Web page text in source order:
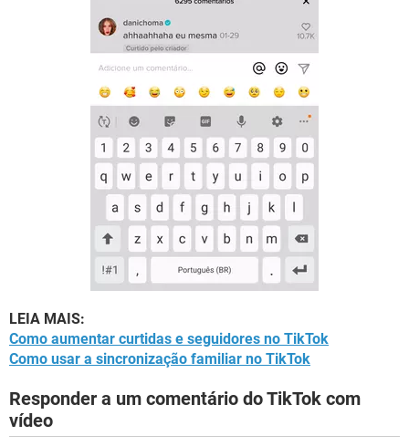
LEIA MAIS:
Como aumentar curtidas e seguidores no TikTok
Como usar a sincronização familiar no TikTok
Responder a um comentário do TikTok com
vídeo